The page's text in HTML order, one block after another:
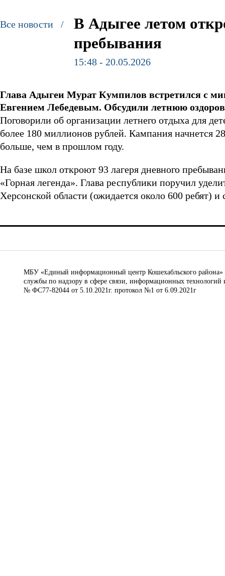
Все новости /
В Адыгее летом
пребывания
15:48 - 20.05.2026
Глава Адыгеи Мурат Кумпилов встретился с
Евгением Лебедевым. Обсудили летнюю
Поговорили об организации летнего отдыха для
более 180 миллионов рублей. Кампания начнется
больше, чем в прошлом году.
На базе школ откроют 93 лагеря дневного
«Горная легенда». Глава республики поручил
Херсонской области (ожидается около 600 ребят)
МБУ «Единый информационный центр Кошехабльского района»
службы по надзору в сфере связи, информационных
№ ФС77-82044 от 5.10.2021г. протокол №1 от 6.09.2021г